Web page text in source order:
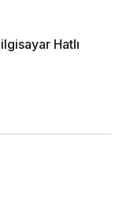
Hatlı